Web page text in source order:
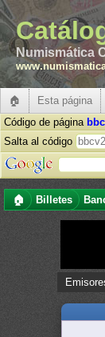
Numismática
🏠 Esta página
Código de página
Salta al código
🏠 Billetes